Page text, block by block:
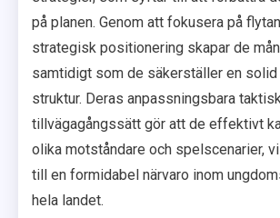
på planen. Genom att fokusera på
strategisk positionering skapar de
samtidigt som de säkerställer en
struktur. Deras anpassningsbara
tillvägagångssätt gör att de effektivt
olika motståndare och spelscenarier,
till en formidabel närvaro inom
hela landet.